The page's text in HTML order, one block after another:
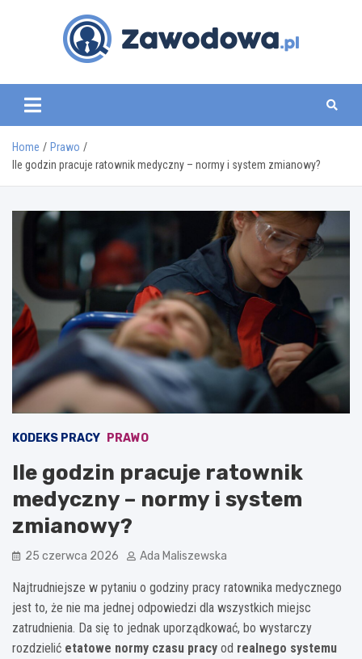
zawodowa.pl
Home
Prawo
Ile godzin pracuje ratownik medyczny – normy i system zmianowy?
KODEKS PRACY PRAWO
Ile godzin pracuje ratownik
medyczny – normy i system
zmianowy?
25 czerwca 2026 Ada Maliszewska
Najtrudniejsze w pytaniu o godziny pracy ratownika medycznego
jest to, że nie ma jednej odpowiedzi dla wszystkich miejsc
zatrudnienia. Da się to jednak uporządkować, bo wystarczy
rozdzielić etatowe normy czasu pracy od realnego systemu